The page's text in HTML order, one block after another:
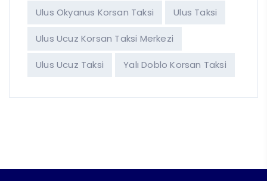
Ulus Okyanus Korsan Taksi Ulus Taksi
Ulus Ucuz Korsan Taksi Merkezi
Ulus Ucuz Taksi Yalı Doblo Korsan Taksi